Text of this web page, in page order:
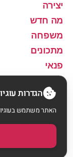
יצירה
מה חדש
משפחה
מתכונים
פנאי
© 2026 הפסקת
מדיניות פרטיות
הגדרות
האתר משתמש